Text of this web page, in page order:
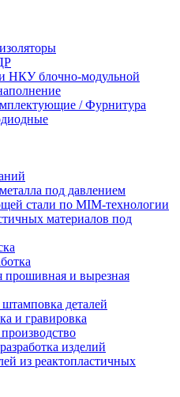
НКУ блочно-модульной
/ Фурнитура
под давлением
стали по MIM-технологии
материалов под
прошивная и вырезная
деталей
и гравировка
изделий
из реактопластичных